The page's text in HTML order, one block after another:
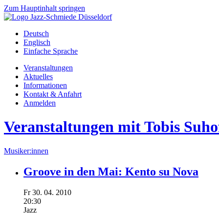
Zum Hauptinhalt springen
Deutsch
Englisch
Einfache Sprache
Veranstaltungen
Aktuelles
Informationen
Kontakt & Anfahrt
Anmelden
Veranstaltungen mit Tobis
Musiker:innen
Groove in den Mai: Kento su Nova
Fr 30. 04. 2010
20:30
Jazz